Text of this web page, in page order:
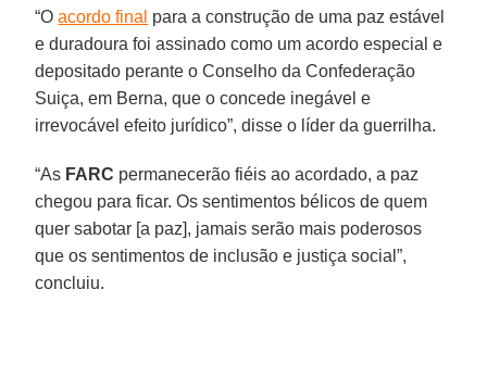
“Oacordo final para a construção de uma paz estável
e duradoura foi assinado como um acordo especial e
depositado perante o Conselho da Confederação
Suiça, em Berna, que o concede inegável e
irrevocável efeito jurídico”, disse o líder da guerrilha.
“As FARC permanecerão fiéis ao acordado, a paz
chegou para ficar. Os sentimentos bélicos de quem
quer sabotar [a paz], jamais serão mais poderosos
que os sentimentos de inclusão e justiça social”,
concluiu.